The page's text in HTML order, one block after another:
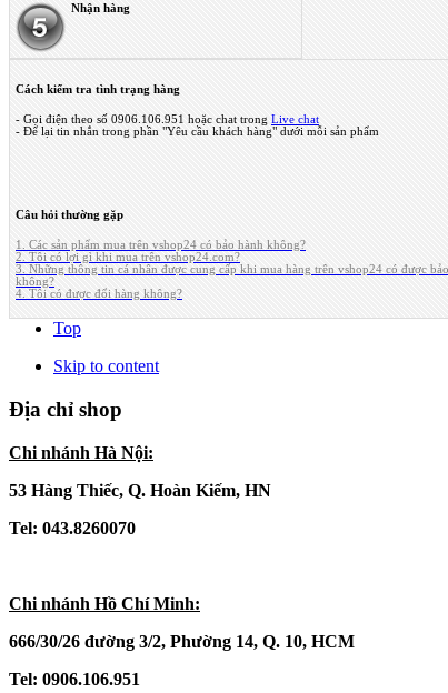
Nhận hàng
Cách kiểm tra tình trạng hàng
- Gọi điện theo số 0906.106.951 hoặc chat trong Live chat
- Để lại tin nhắn trong phần "Yêu cầu khách hàng" dưới mỗi sản phẩm
Câu hỏi thường gặp
1. Các sản phẩm mua trên vshop24 có bảo hành không?
2. Tôi có lợi gì khi mua trên vshop24.com?
3. Những thông tin cá nhân được cung cấp khi mua hàng trên vshop24 có được
không?
4. Tôi có được đổi hàng không?
Top
Skip to content
Địa chỉ shop
Chi nhánh Hà Nội:
53 Hàng Thiếc, Q. Hoàn Kiếm, HN
Tel: 043.8260070
Chi nhánh Hồ Chí Minh:
666/30/26 đường 3/2, Phường 14, Q. 10, HCM
Tel: 0906.106.951